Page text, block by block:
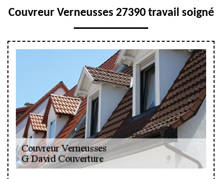
Couvreur Verneusses 27390 travail soigné